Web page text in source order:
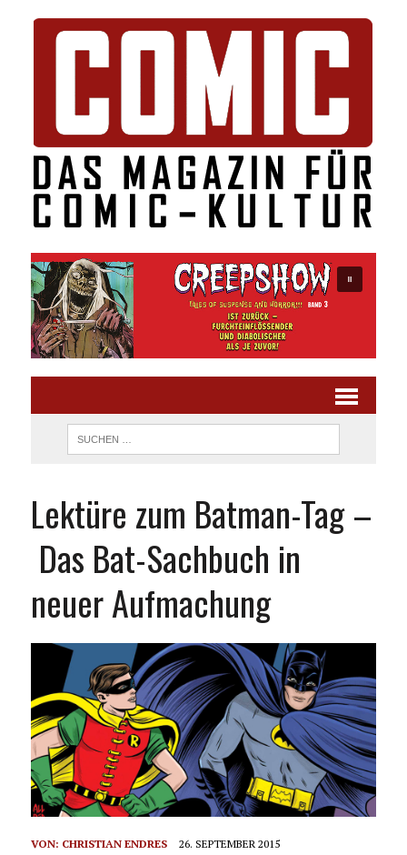
Lektüre zum Batman-Tag –
Das Bat-Sachbuch in
neuer Aufmachung
VON: CHRISTIAN ENDRES 26. SEPTEMBER 2015